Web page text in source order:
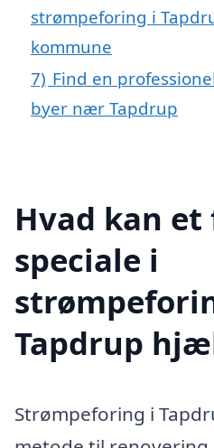
strømpeforing i
kommune
7) Find en
byer nær Tapdrup
Hvad kan
speciale i
Tapdrup
Strømpeforing i